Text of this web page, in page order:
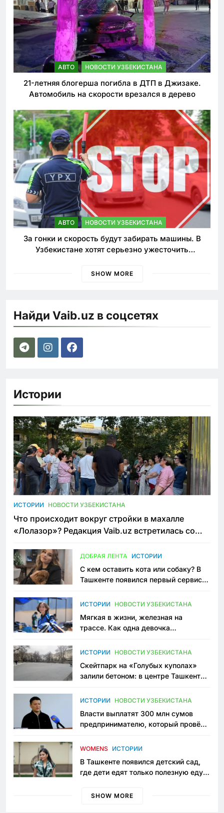
АВТО НОВОСТИ УЗБЕКИСТАНА
21-летняя блогерша погибла в ДТП в Джизаке.
Автомобиль на скорости врезался в дерево
АВТО НОВОСТИ УЗБЕКИСТАНА
За гонки и скорость будут забирать машины. В
Узбекистане хотят серьезно ужесточить
SHOW MORE
Найди Vaib.uz в соцсетях
Истории
ИСТОРИИ НОВОСТИ УЗБЕКИСТАНА
Что происходит вокруг стройки в махалле
«Лолазор»? Редакция Vaib.uz встретилась со
ДОБРАЯ ЛЕНТА ИСТОРИИ
С кем оставить кота или собаку? В
Ташкенте появился первый сервис
ИСТОРИИ НОВОСТИ УЗБЕКИСТАНА
Мягкая в жизни, железная на
трассе. Как одна девочка
Узбекистане
ИСТОРИИ НОВОСТИ УЗБЕКИСТАНА
Скейтпарк на «Голубых куполах»
залили бетоном: в центре Ташкента
пространство
ИСТОРИИ НОВОСТИ УЗБЕКИСТАНА
Власти выплатят 300 млн сумов
предпринимателю, который провёл
приговору
WOMENS ИСТОРИИ
В Ташкенте появился детский сад,
где дети едят только полезную еду.
просить «кашу без сахара»
SHOW MORE